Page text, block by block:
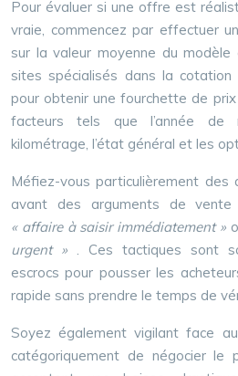
Pour évaluer si une offre est
vraie, commencez par effectuer
sur la valeur moyenne du modèle
sites spécialisés dans la cotation
pour obtenir une fourchette de
facteurs tels que l’année de
kilométrage, l’état général et les
Méfiez-vous particulièrement des
avant des arguments de vente
« affaire à saisir immédiatement »
urgent » . Ces tactiques sont
escrocs pour pousser les
rapide sans prendre le temps de
Soyez également vigilant face
catégoriquement de négocier le